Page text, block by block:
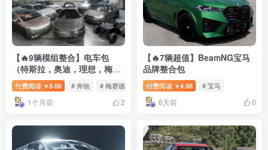
【🔥9辆模组整合】电车包
（特斯拉，奥迪，理想，梅赛
德斯）
付费阅读 ￥8.88 # 奔驰 # 梅赛德斯 # 奥迪
1个月前 2
【🔥7辆超值】BeamNG宝马
品牌整合包
付费阅读 ￥4.88 # 宝马
6天前 0